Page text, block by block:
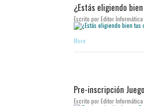
¿Estás eligiendo
Escrito porEditor Informática
More
Pre-inscripción
Escrito porEditor Informática